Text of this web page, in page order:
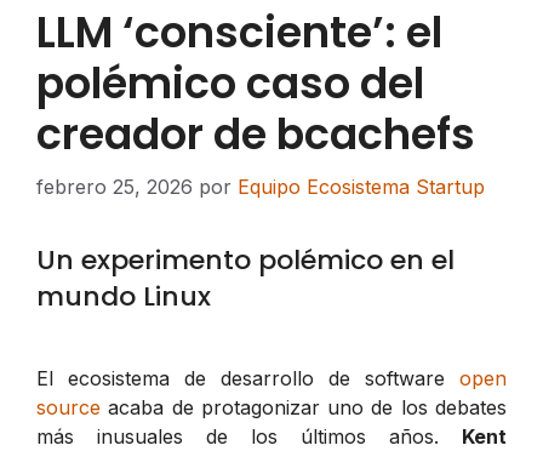
LLM ‘consciente’: el
polémico caso del
creador de bcachefs
febrero 25, 2026 por Equipo Ecosistema Startup
Un experimento polémico en el
mundo Linux
El ecosistema de desarrollo de software open
source acaba de protagonizar uno de los debates
más inusuales de los últimos años. Kent